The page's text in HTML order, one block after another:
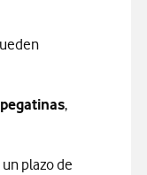
,
plazo de